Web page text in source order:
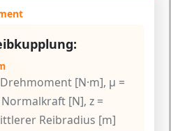
[N·m], μ =
[N], z =
Reibradius [m]